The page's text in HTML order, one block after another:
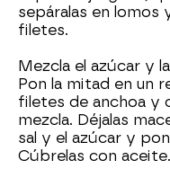
sepáralas en lomos
filetes.
Mezcla el azúcar y
Pon la mitad en un
filetes de anchoa y
mezcla. Déjalas
sal y el azúcar y
Cúbrelas con aceite.